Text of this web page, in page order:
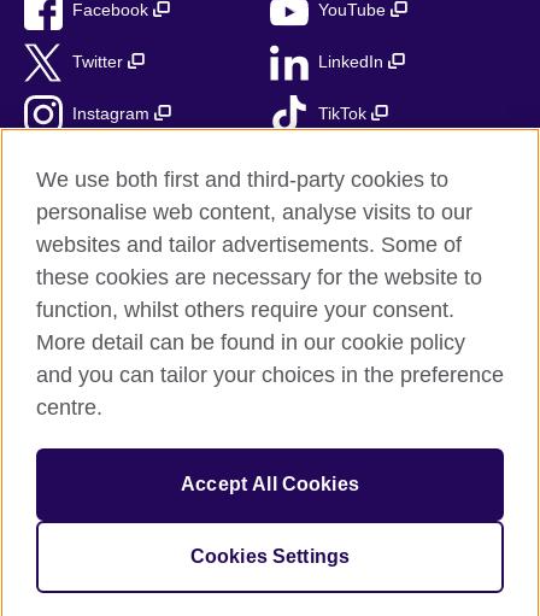
Facebook YouTube
Twitter LinkedIn
Instagram TikTok
British Council globalnie
Prywatność i warunki użytkowania
Mapa strony
© 2026 British Council
British Council jest międzynarodową organizacją reprezentującą
We use both first and third-party cookies to
personalise web content, analyse visits to our
websites and tailor advertisements. Some of
these cookies are necessary for the website to
function, whilst others require your consent.
More detail can be found in our cookie policy
and you can tailor your choices in the preference
centre.
Accept All Cookies
Cookies Settings